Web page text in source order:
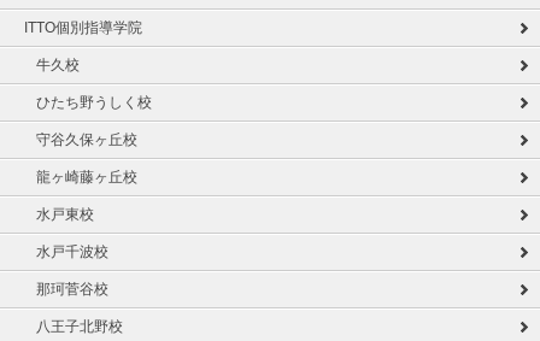
ITTO個別指導学院
牛久校
ひたち野うしく校
守谷久保ヶ丘校
龍ヶ崎藤ヶ丘校
水戸東校
水戸千波校
那珂菅谷校
八王子北野校